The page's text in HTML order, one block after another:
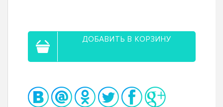
ДОБАВИТЬ В КОРЗИНУ